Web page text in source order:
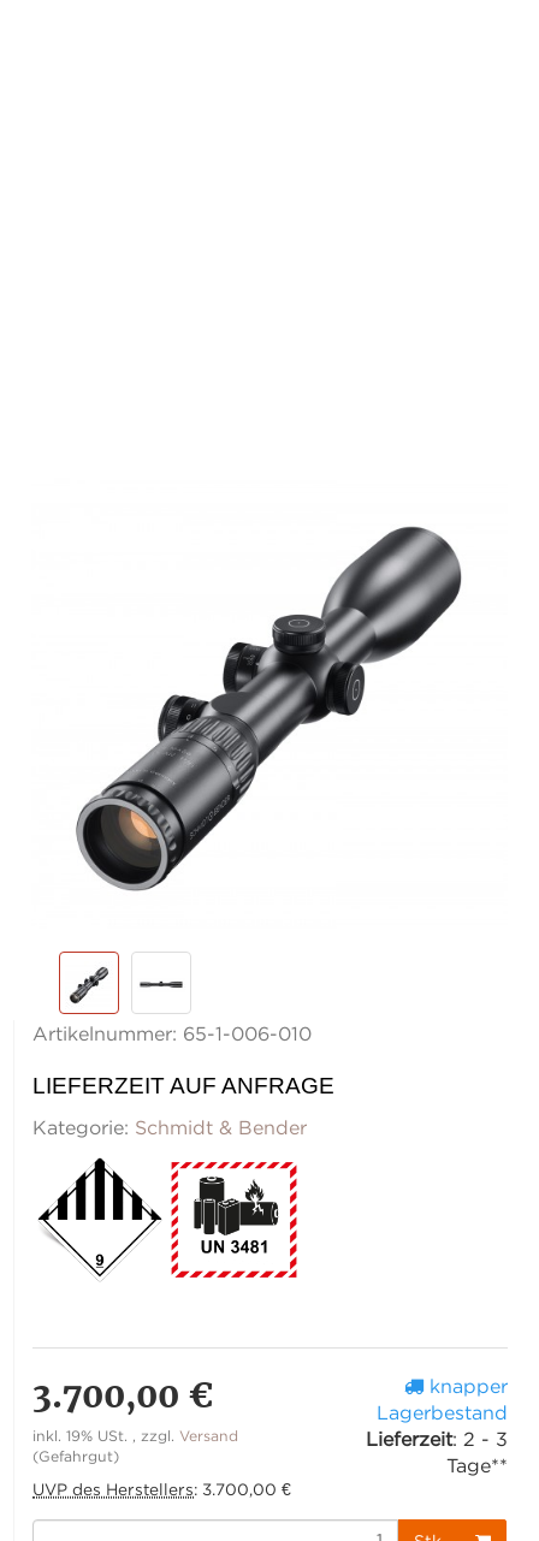
Artikelnummer: 65-1-006-010
LIEFERZEIT AUF ANFRAGE
Kategorie: Schmidt & Bender
3.700,00 €
inkl. 19% USt. , zzgl.Versand
(Gefahrgut)
UVP des Herstellers: 3.700,00 €
knapper
Lagerbestand
Lieferzeit: 2 - 3
Tage**